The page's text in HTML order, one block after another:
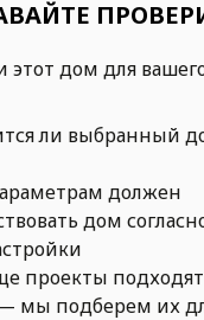
этот дом для
ли выбранный
должен
дом
проекты
мы подберем их